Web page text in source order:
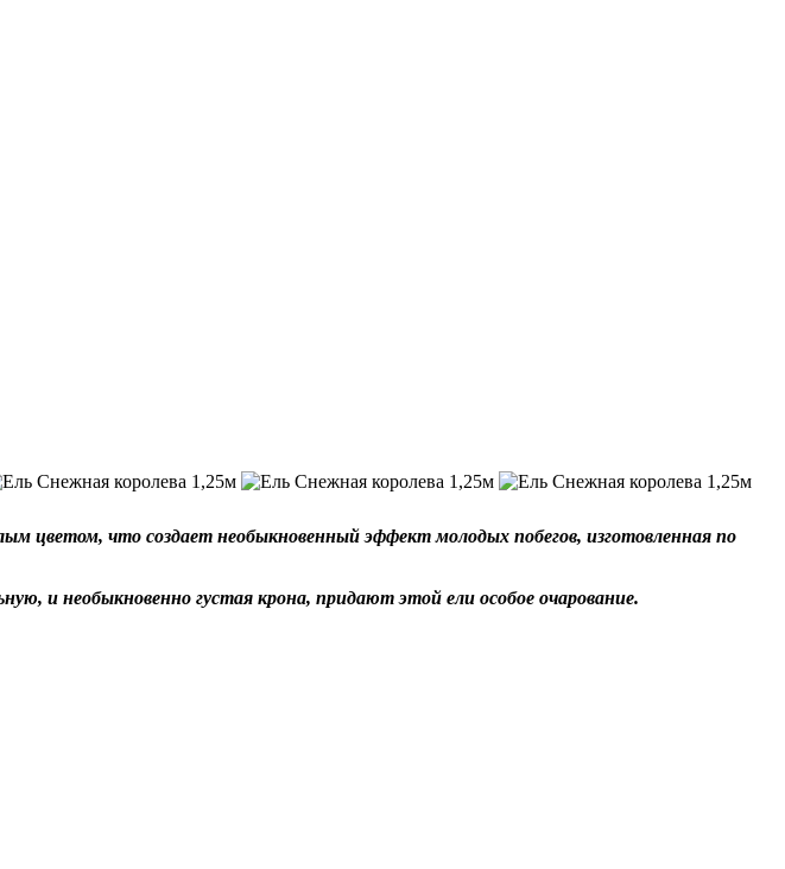
цветом, что создает необыкновенный эффект молодых побегов, изготовленная по
и необыкновенно густая крона, придают этой ели особое очарование.